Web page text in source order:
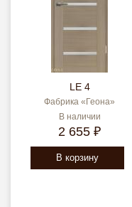
LE 4
Фабрика «Геона»
В наличии
2 655 ₽
В корзину